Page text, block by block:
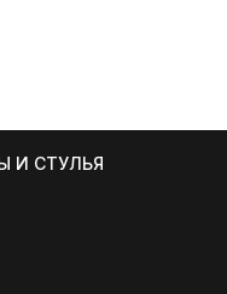
И СТУЛЬЯ